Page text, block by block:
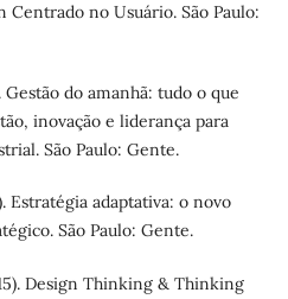
Centrado no Usuário. São Paulo:
Gestão do amanhã: tudo o que
inovação e liderança para
São Paulo: Gente.
Estratégia adaptativa: o novo
São Paulo: Gente.
Design Thinking & Thinking